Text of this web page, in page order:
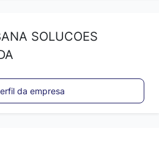
SOLUCOES
da empresa